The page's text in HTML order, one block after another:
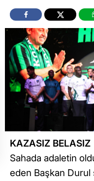
KAZASIZ BELASIZ
Sahada adaletin
eden Başkan